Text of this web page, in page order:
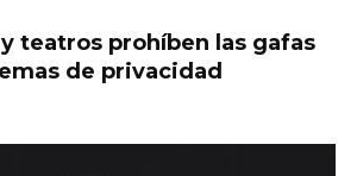
teatros prohíben las gafas
de privacidad